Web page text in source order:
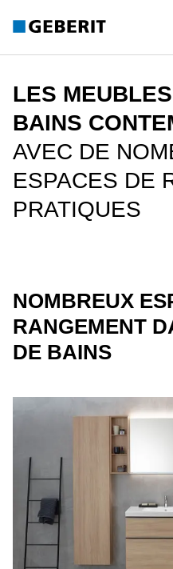
LES
BAINS
AVEC DE
ESPACES DE
PRATIQUES
NOMBREUX
RANGEMENT
DE BAINS